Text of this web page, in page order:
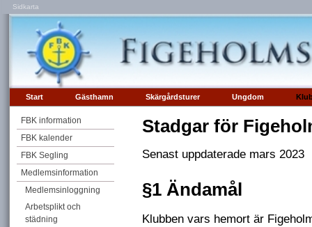
Sidkarta
Start Gästhamn Skärgårdsturer Ungdom
FBK information
FBK kalender
FBK Segling
Medlemsinformation
Medlemsinloggning
Arbetsplikt och
städning
Stadgar för
Senast uppdaterade mars 2023
§1 Ändamål
Klubben vars hemort är